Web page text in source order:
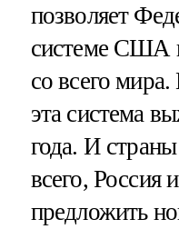
позволяет
системе США
со всего
эта система
года. И
всего, Россия
предложить